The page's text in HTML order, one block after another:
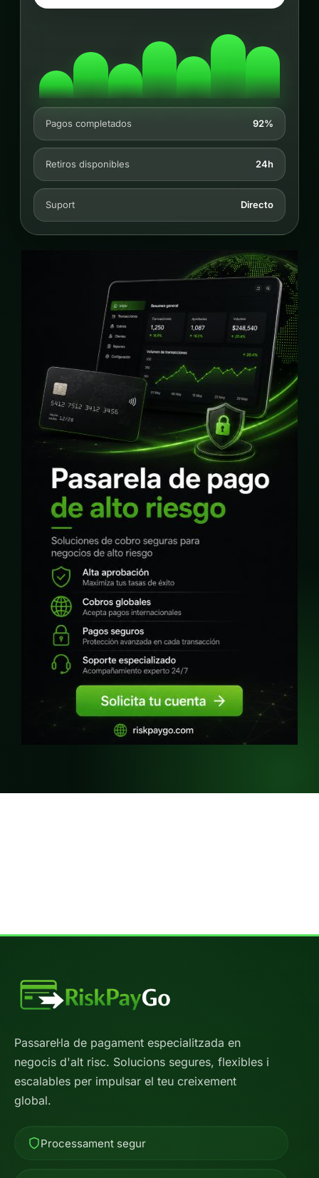
Pagos completados 92%
Retiros disponibles 24h
Suport Directo
Passarel·la de pagament especialitzada en
negocis d'alt risc. Solucions segures, flexibles i
escalables per impulsar el teu creixement
global.
Processament segur